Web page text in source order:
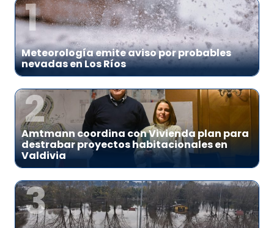
1
Meteorología emite aviso por probables
nevadas en Los Ríos
2
Amtmann coordina con Vivienda plan para
destrabar proyectos habitacionales en
Valdivia
3